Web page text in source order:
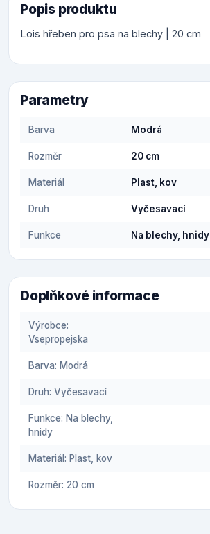
Popis produktu
Lois hřeben pro psa na blechy | 20 cm
Parametry
Barva Modrá
Rozměr 20 cm
Materiál Plast, kov
Druh Vyčesavací
Funkce Na blechy, hnidy
Doplňkové informace
Výrobce:
Vsepropejska
Barva: Modrá
Druh: Vyčesavací
Funkce: Na blechy,
hnidy
Materiál: Plast, kov
Rozměr: 20 cm